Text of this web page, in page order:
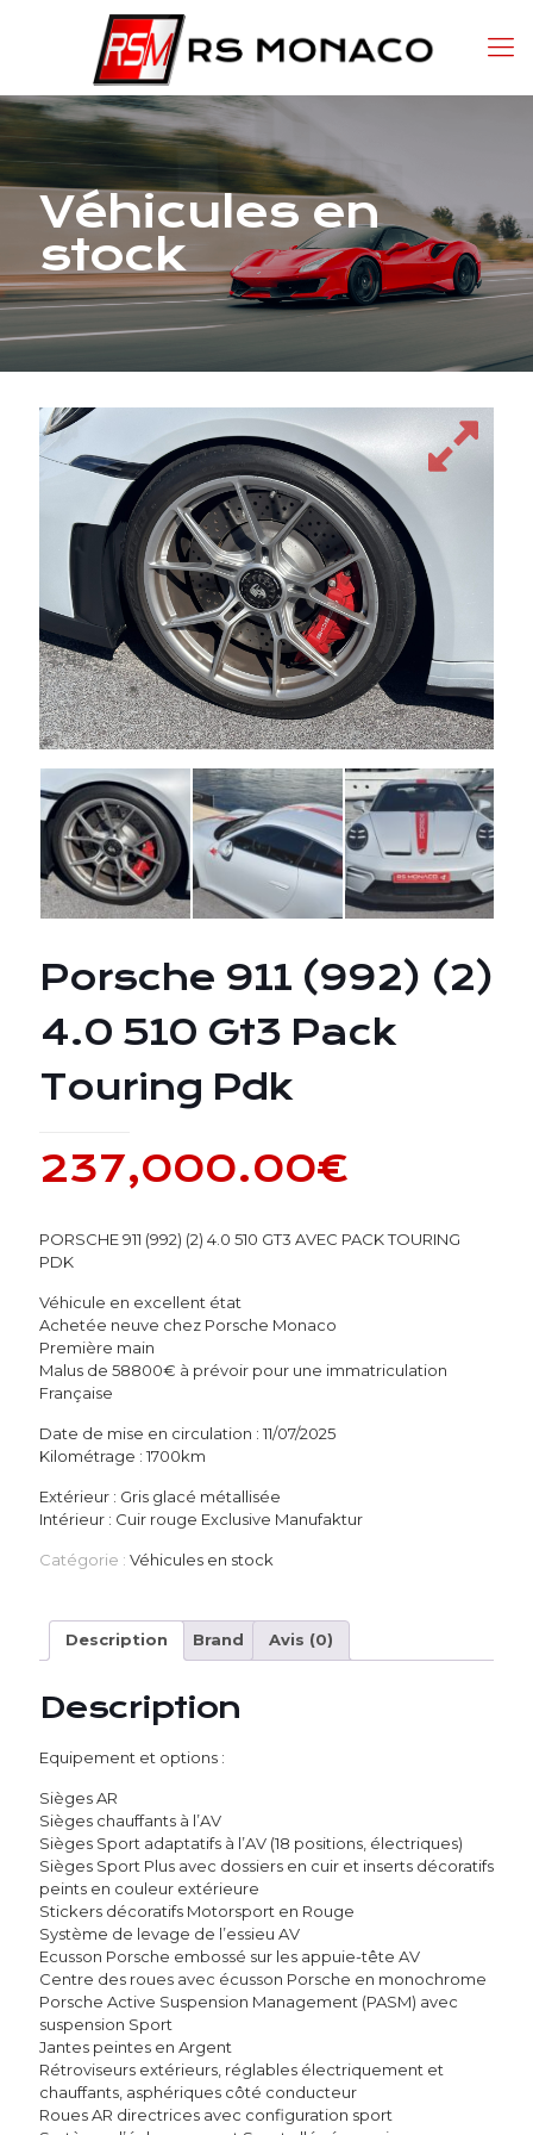
Véhicules en
stock
Porsche 911 (992) (2)
4.0 510 Gt3 Pack
Touring Pdk
237,000.00€
PORSCHE 911 (992) (2) 4.0 510 GT3 AVEC PACK TOURING
PDK
Véhicule en excellent état
Achetée neuve chez Porsche Monaco
Première main
Malus de 58800€ à prévoir pour une immatriculation
Française
Date de mise en circulation : 11/07/2025
Kilométrage : 1700km
Extérieur : Gris glacé métallisée
Intérieur : Cuir rouge Exclusive Manufaktur
Catégorie : Véhicules en stock
Description Brand Avis (0)
Description
Equipement et options :
Sièges AR
Sièges chauffants à l’AV
Sièges Sport adaptatifs à l’AV (18 positions, électriques)
Sièges Sport Plus avec dossiers en cuir et inserts décoratifs
peints en couleur extérieure
Stickers décoratifs Motorsport en Rouge
Système de levage de l’essieu AV
Ecusson Porsche embossé sur les appuie-tête AV
Centre des roues avec écusson Porsche en monochrome
Porsche Active Suspension Management (PASM) avec
suspension Sport
Jantes peintes en Argent
Rétroviseurs extérieurs, réglables électriquement et
chauffants, asphériques côté conducteur
Roues AR directrices avec configuration sport